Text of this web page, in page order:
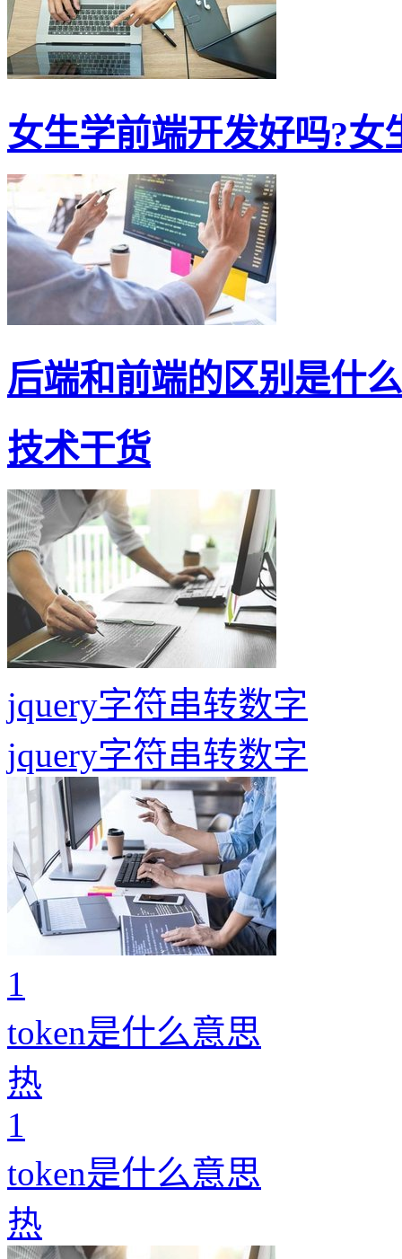
女生学前端开发好吗?女
后端和前端的区别是什
技术干货
jquery字符串转数字
jquery字符串转数字
1
token是什么意思
热
1
token是什么意思
热